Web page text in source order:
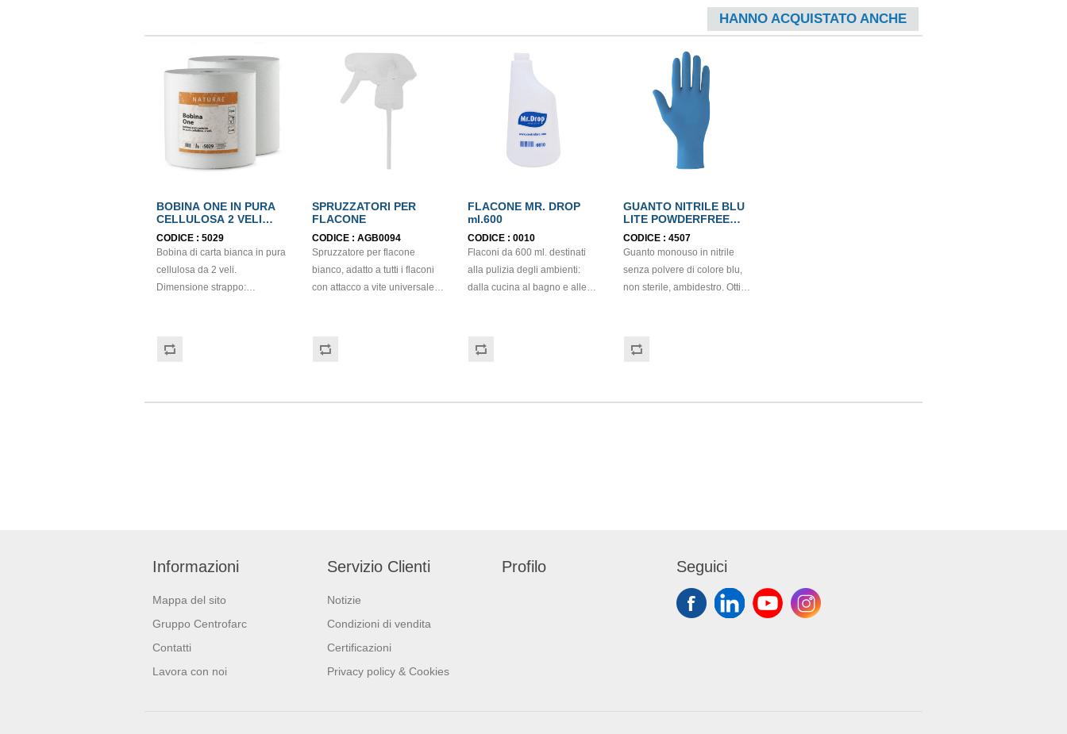
HANNO ACQUISTATO ANCHE
BOBINA ONE IN PURA
CELLULOSA 2 VELI
ECOLABEL
CODICE : 5029
Bobina di carta bianca in pura
cellulosa da 2 veli.
Dimensione strappo:
SPRUZZATORI PER
FLACONE
CODICE : AGB0094
Spruzzatore per flacone
bianco, adatto a tutti i flaconi
con attacco a vite universale.
ne è rimasto poco sul fondo.
FLACONE MR. DROP
ml.600
CODICE : 0010
Flaconi da 600 ml. destinati
alla pulizia degli ambienti:
dalla cucina al bagno e alle
atomizzata di liquidi, siano
GUANTO NITRILE BLU
LITE POWDERFREE
mis.M EN374
CODICE : 4507
Guanto monouso in nitrile
senza polvere di colore blu,
non sterile, ambidestro. Ottima
2017/745) Dispositivo di
Informazioni
Mappa del sito
Gruppo Centrofarc
Contatti
Lavora con noi
Servizio Clienti
Notizie
Condizioni di vendita
Certificazioni
Privacy policy & Cookies
Profilo Seguici